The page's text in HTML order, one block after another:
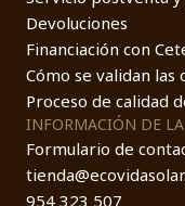
Devoluciones
Financiación con
Cómo se validan las
Proceso de calidad
INFORMACIÓN DE
Formulario de
954 323 507